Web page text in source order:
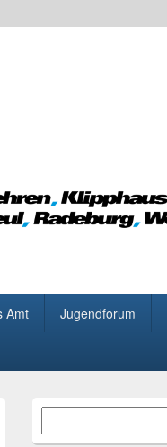
Amt Jugendforum
Primärer
Widgetbereich